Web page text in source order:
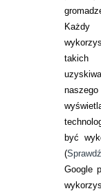
takich
być
(
Google
JAK
ZWROTY I
WARUNKI